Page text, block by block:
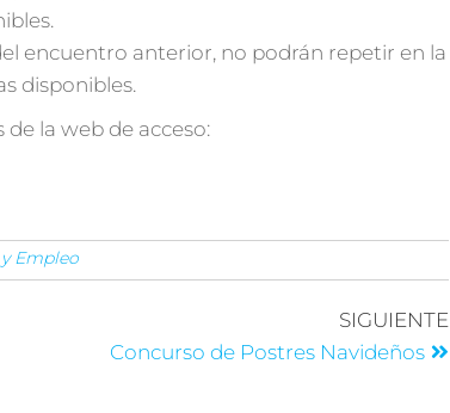
encuentro anterior, no podrán repetir en la
disponibles.
la web de acceso:
Empleo
SIGUIENTE
Concurso de Postres Navideños